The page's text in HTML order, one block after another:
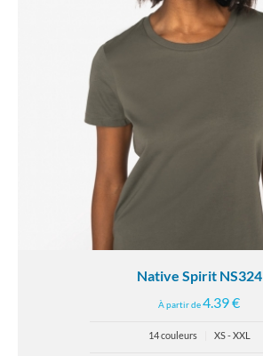
Native Spirit NS324
À partir de4.39 €
14 couleurs XS - XXL